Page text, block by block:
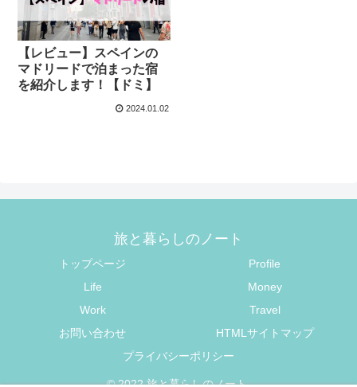
【レビュー】スペインの
マドリードで泊まった宿
を紹介します！【ドミ】
2024.01.02
旅と暮らしのノート
トップページ
Profile
Life
Money
Work
Travel
お問い合わせ
HTMLサイトマップ
プライバシーポリシー
© 2022 旅と暮らしのノート.